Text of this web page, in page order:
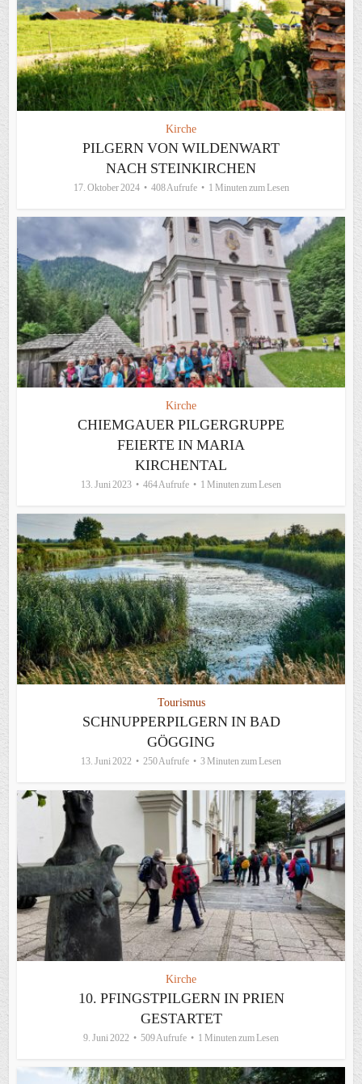
Kirche
PILGERN VON WILDENWART
NACH STEINKIRCHEN
17. Oktober 2024 408 Aufrufe 1 Minuten zum Lesen
Kirche
CHIEMGAUER PILGERGRUPPE
FEIERTE IN MARIA
KIRCHENTAL
13. Juni 2023 464 Aufrufe 1 Minuten zum Lesen
Tourismus
SCHNUPPERPILGERN IN BAD
GÖGGING
13. Juni 2022 250 Aufrufe 3 Minuten zum Lesen
Kirche
10. PFINGSTPILGERN IN PRIEN
GESTARTET
9. Juni 2022 509 Aufrufe 1 Minuten zum Lesen